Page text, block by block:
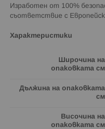
Изработен от 100%
съответствие с
Характеристики
Широчина на
опаковката см
Дължина на опаковката
см
Височина на
опаковката см